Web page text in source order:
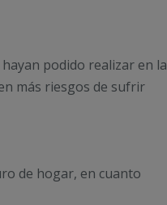
podido realizar en la
más riesgos de sufrir
de hogar, en cuanto